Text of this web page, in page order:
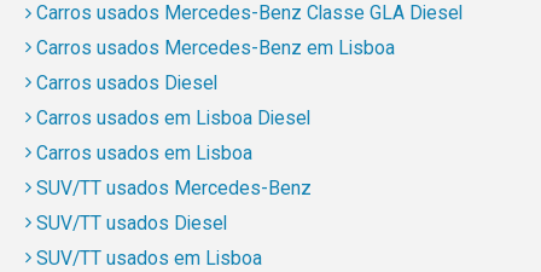
Carros usados Mercedes-Benz Classe GLA Diesel
Carros usados Mercedes-Benz em Lisboa
Carros usados Diesel
Carros usados em Lisboa Diesel
Carros usados em Lisboa
SUV/TT usados Mercedes-Benz
SUV/TT usados Diesel
SUV/TT usados em Lisboa